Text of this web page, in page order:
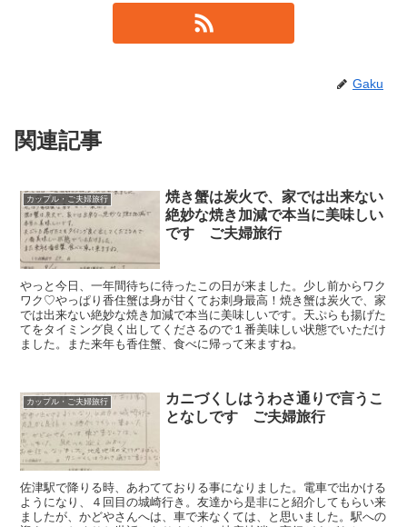
Gaku
関連記事
カップル・ご夫婦旅行
焼き蟹は炭火で、家では出来ない
絶妙な焼き加減で本当に美味しい
です ご夫婦旅行
やっと今日、一年間待ちに待ったこの日が来ました。少し前からワク
ワク♡やっぱり香住蟹は身が甘くてお刺身最高！焼き蟹は炭火で、家
では出来ない絶妙な焼き加減で本当に美味しいです。天ぷらも揚げた
てをタイミング良く出してくださるので１番美味しい状態でいただけ
ました。また来年も香住蟹、食べに帰って来ますね。
カップル・ご夫婦旅行
カニづくしはうわさ通りで言うこ
となしです ご夫婦旅行
佐津駅で降りる時、あわてておりる事になりました。電車で出かける
ようになり、４回目の城崎行き。友達から是非にと紹介してもらい来
ましたが、かどやさんへは、車で来なくては、と思いました。駅への